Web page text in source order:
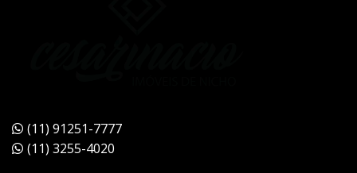
(11) 91251-7777
(11) 3255-4020